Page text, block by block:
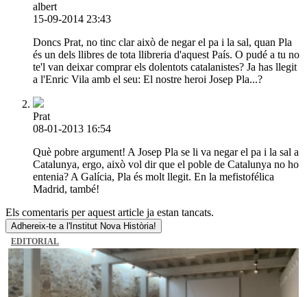
albert
15-09-2014 23:43
Doncs Prat, no tinc clar això de negar el pa i la sal, quan Pla
és un dels llibres de tota llibreria d'aquest País. O pudé a tu no
te'l van deixar comprar els dolentots catalanistes? Ja has llegit
a l'Enric Vila amb el seu: El nostre heroi Josep Pla...?
Prat
08-01-2013 16:54
Què pobre argument! A Josep Pla se li va negar el pa i la sal a
Catalunya, ergo, això vol dir que el poble de Catalunya no ho
entenia? A Galícia, Pla és molt llegit. En la mefistofélica
Madrid, també!
Els comentaris per aquest article ja estan tancats.
Adhereix-te a l'Institut Nova Història!
EDITORIAL